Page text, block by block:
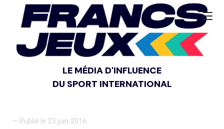
LE MÉDIA D'INFLUENCE
DU SPORT INTERNATIONAL
— Publié le 23 juin 2016